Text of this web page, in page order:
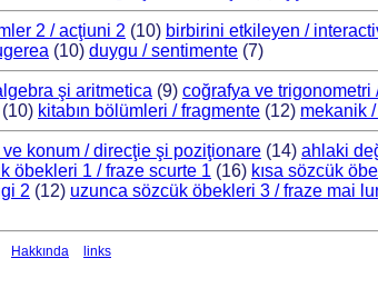
2 / acţiuni 2 (10) birbirini etkileyen /
(10) duygu / sentimente (7)
şi aritmetica (9) coğrafya ve trigonometri
(10) kitabın bölümleri / fragmente (12) mekanik
konum / direcţie şi poziţionare (14) ahlaki
öbekleri 1 / fraze scurte 1 (16) kısa sözcük
2 (12) uzunca sözcük öbekleri 3 / fraze mai
Hakkında links